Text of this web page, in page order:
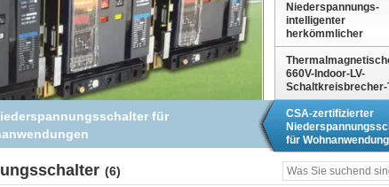
für
Niederspannungs-
intelligenter
herkömmlicher
der Reihen-TANK1
660V-Indoor-LV-
Schaltkreisbrecher-
Anlage zum Schutz
Überlastung durch
Kurzschluss
CSA-zertifizierter
für
(6)